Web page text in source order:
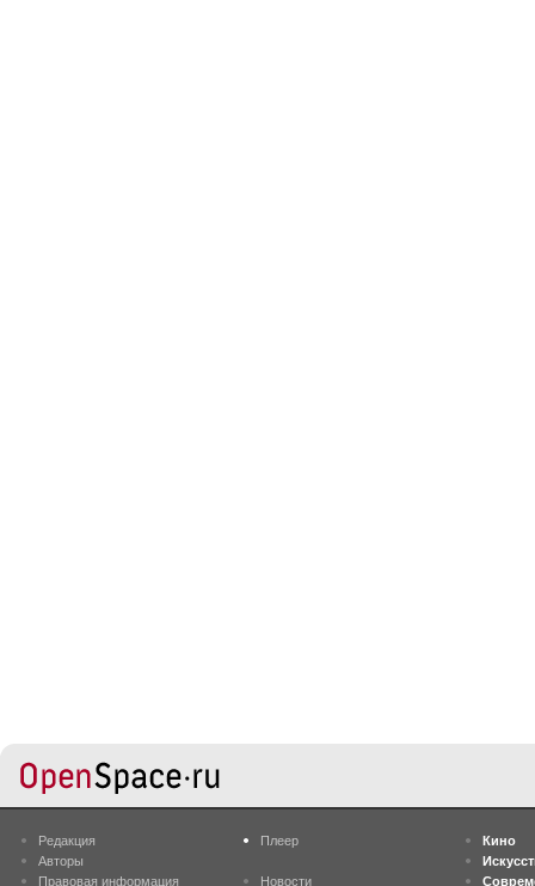
Редакция
Авторы
Правовая информация
Плеер
Новости
Кино